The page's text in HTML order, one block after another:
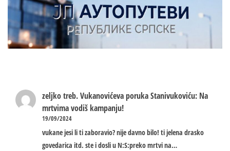
zeljko treb.Vukanovićeva poruka Stanivukoviću: Na
mrtvima vodiš kampanju!
19/09/2024
vukane jesi li ti zaboravio? nije davno bilo! ti jelena drasko
govedarica itd. ste i dosli u N:S:preko mrtvi na…